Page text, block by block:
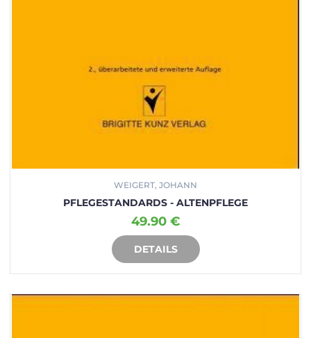
WEIGERT, JOHANN
PFLEGESTANDARDS - ALTENPFLEGE
49.90 €
DETAILS
IN DEN WARENKORB